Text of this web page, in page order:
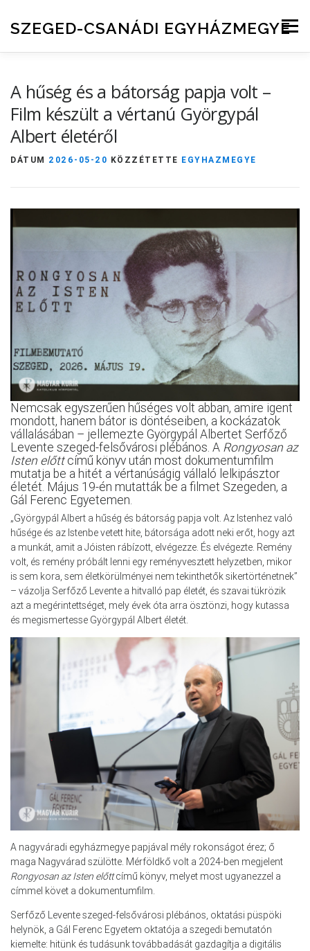
SZEGED-CSANÁDI EGYHÁZMEGYE
Menu
A hűség és a bátorság papja volt –
Film készült a vértanú Györgypál
Albert életéről
DÁTUM 2026-05-20 KÖZZÉTETTE EGYHAZMEGYE
Nemcsak egyszerűen hűséges volt abban, amire igent
mondott, hanem bátor is döntéseiben, a kockázatok
vállalásában – jellemezte Györgypál Albertet Serfőző
Levente szeged-felsővárosi plébános. A Rongyosan az
Isten előttcímű könyv után most dokumentumfilm
mutatja be a hitét a vértanúságig vállaló lelkipásztor
életét. Május 19-én mutatták be a filmet Szegeden, a
Gál Ferenc Egyetemen.
„Györgypál Albert a hűség és bátorság papja volt. Az Istenhez való
hűsége és az Istenbe vetett hite, bátorsága adott neki erőt, hogy azt
a munkát, amit a Jóisten rábízott, elvégezze. És elvégezte. Remény
volt, és remény próbált lenni egy reményvesztett helyzetben, mikor
is sem kora, sem életkörülményei nem tekinthetők sikertörténetnek”
– vázolja Serfőző Levente a hitvalló pap életét, és szavai tükrözik
azt a megérintettséget, mely évek óta arra ösztönzi, hogy kutassa
és megismertesse Györgypál Albert életét.
A nagyváradi egyházmegye papjával mély rokonságot érez; ő
maga Nagyvárad szülötte. Mérföldkő volt a 2024-ben megjelent
Rongyosan az Isten előttcímű könyv, melyet most ugyanezzel a
címmel követ a dokumentumfilm.
Serfőző Levente szeged-felsővárosi plébános, oktatási püspöki
helynök, a Gál Ferenc Egyetem oktatója a szegedi bemutatón
kiemelte: hitünk és tudásunk továbbadását gazdagítja a digitális